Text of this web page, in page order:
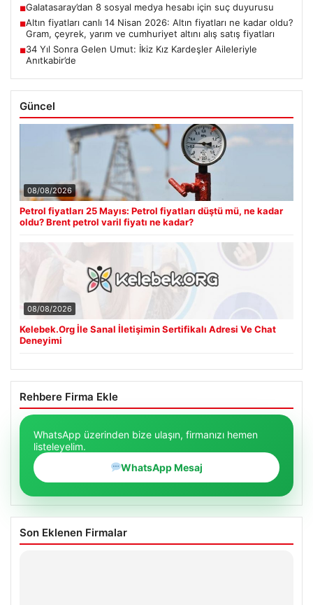
■Galatasaray’dan 8 sosyal medya hesabı için suç duyurusu
■Altın fiyatları canlı 14 Nisan 2026: Altın fiyatları ne kadar oldu?
Gram, çeyrek, yarım ve cumhuriyet altını alış satış fiyatları
■34 Yıl Sonra Gelen Umut: İkiz Kız Kardeşler Aileleriyle
Anıtkabir’de
Güncel
08/08/2026
Petrol fiyatları 25 Mayıs: Petrol fiyatları düştü mü, ne kadar
oldu? Brent petrol varil fiyatı ne kadar?
08/08/2026
Kelebek.Org İle Sanal İletişimin Sertifikalı Adresi Ve Chat
Deneyimi
Rehbere Firma Ekle
WhatsApp üzerinden bize ulaşın, firmanızı hemen
listeleyelim.
WhatsApp Mesaj
Son Eklenen Firmalar